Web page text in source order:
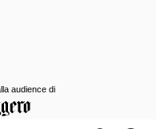
audience di